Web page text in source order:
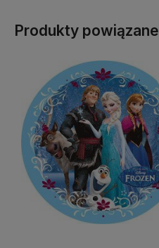
Produkty powiązane